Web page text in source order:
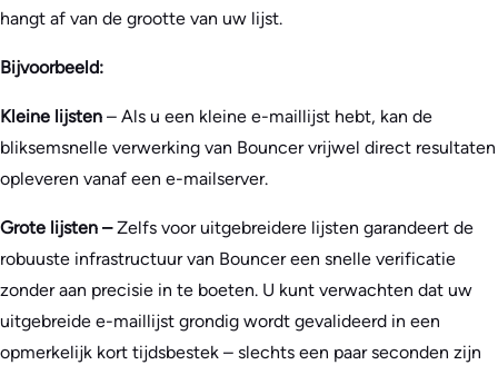
hangt af van de grootte van uw lijst.
Bijvoorbeeld:
Kleine lijsten – Als u een kleine e-maillijst hebt, kan de
bliksemsnelle verwerking van Bouncer vrijwel direct resultaten
opleveren vanaf een e-mailserver.
Grote lijsten –Zelfs voor uitgebreidere lijsten garandeert de
robuuste infrastructuur van Bouncer een snelle verificatie
zonder aan precisie in te boeten. U kunt verwachten dat uw
uitgebreide e-maillijst grondig wordt gevalideerd in een
opmerkelijk kort tijdsbestek – slechts een paar seconden zijn